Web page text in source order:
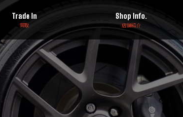
Trade In
買取
Shop Info.
店舗紹介